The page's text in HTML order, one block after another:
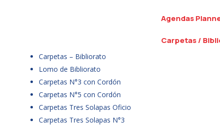
Agendas
Carpetas /
Carpetas – Bibliorato
Lomo de Bibliorato
Carpetas N°3 con Cordón
Carpetas N°5 con Cordón
Carpetas Tres Solapas Oficio
Carpetas Tres Solapas N°3